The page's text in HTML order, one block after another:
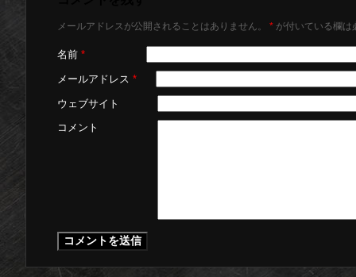
メールアドレスが公開されることはありません。 * が付いている欄は
名前 *
メールアドレス *
ウェブサイト
コメント